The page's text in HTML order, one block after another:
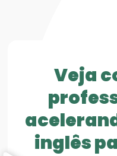
Veja
inglês